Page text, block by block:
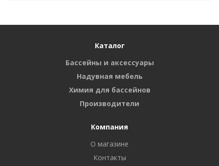
Каталог
Бассейны и аксессуары
Надувная мебель
Химия для бассейнов
Производители
Компания
О магазине
Контакты